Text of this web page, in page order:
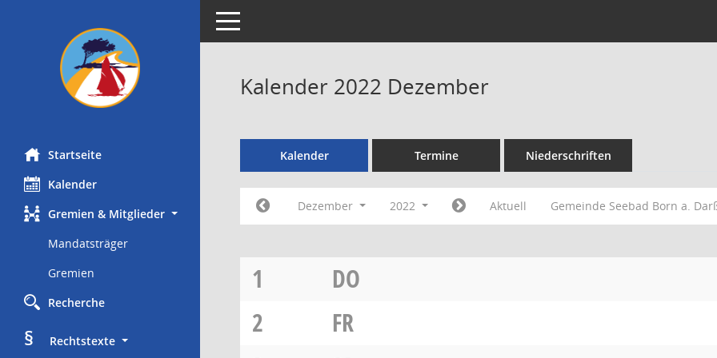
Startseite
Kalender
Gremien & Mitglieder
Mandatsträger
Gremien
Recherche
§
     Rechtstexte
Toggle navigation
Kalender 2022 Dezember
Kalender Termine Niederschriften
Dezember 2022 Aktuell Gemeinde Seebad Born a.
1
DO
2
FR